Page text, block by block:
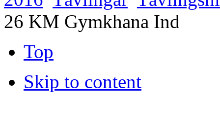
26 KM Gymkhana Ind
Top
Skip to content